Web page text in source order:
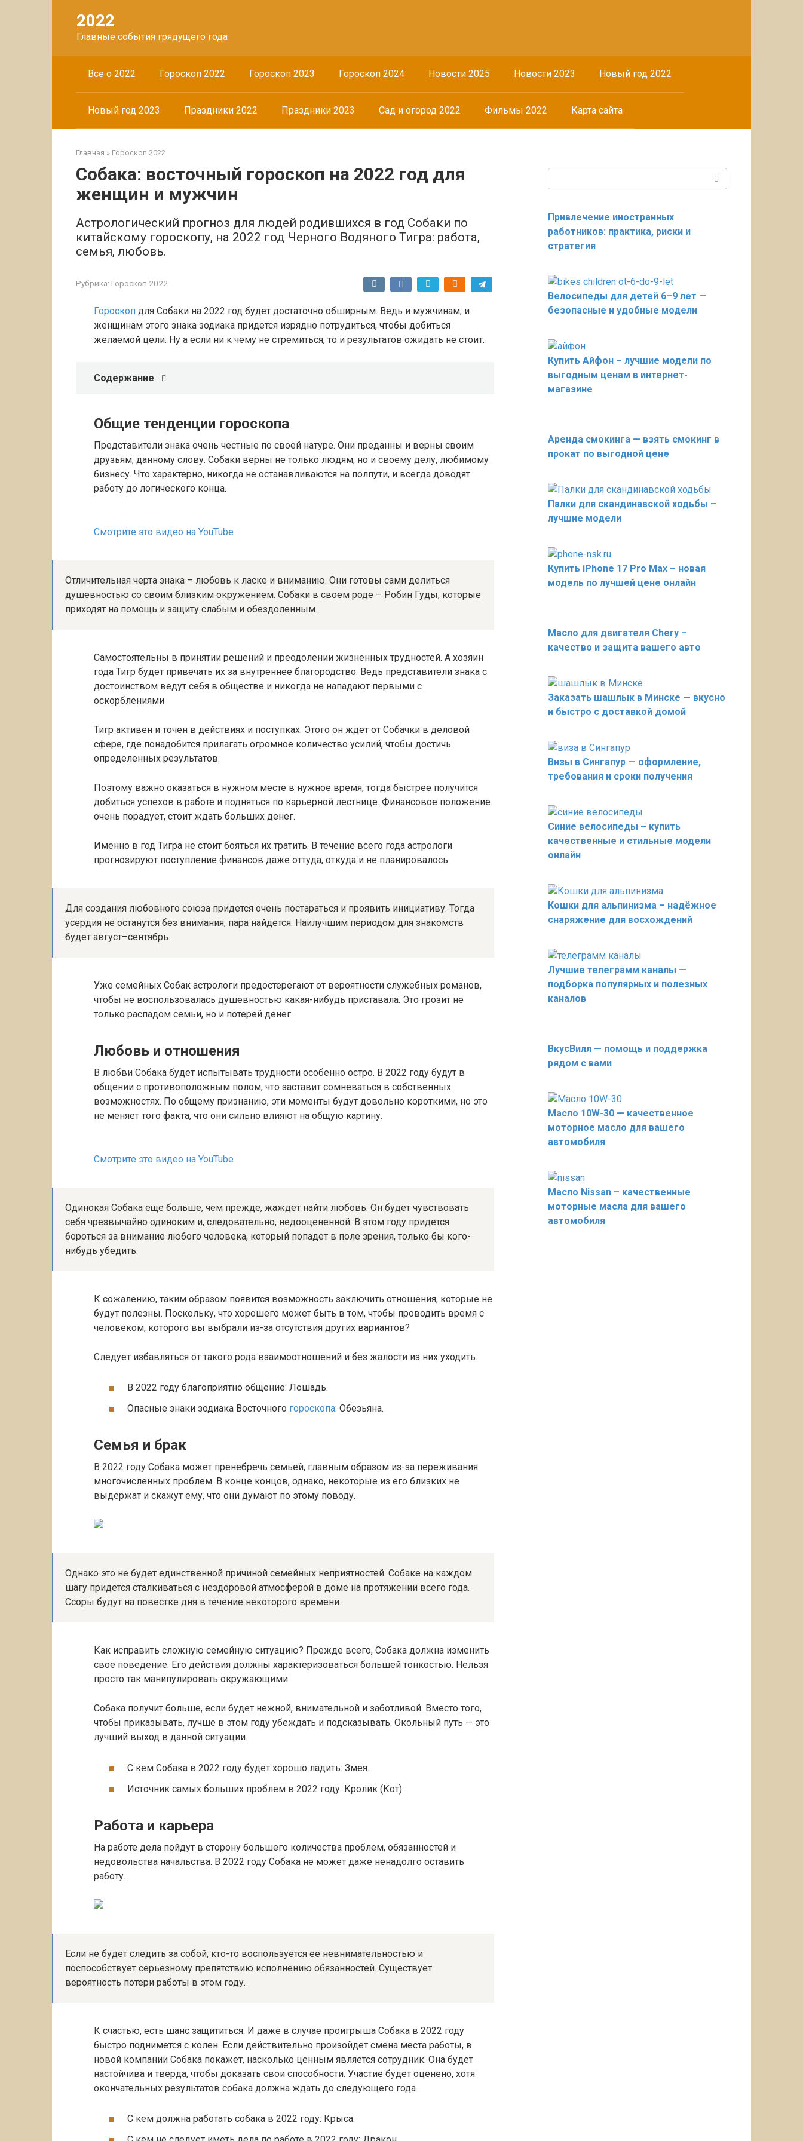
2022
Главные события грядущего года
Все о 2022 Гороскоп 2022 Гороскоп 2023 Гороскоп 2024 Новости 2025 Новости 2023 Новый год 2022
Новый год 2023 Праздники 2022 Праздники 2023 Сад и огород 2022 Фильмы 2022 Карта сайта
Главная » Гороскоп 2022
Собака: восточный гороскоп на 2022 год для
женщин и мужчин
Астрологический прогноз для людей родившихся в год Собаки по
китайскому гороскопу, на 2022 год Черного Водяного Тигра: работа,
семья, любовь.
Рубрика: Гороскоп 2022
Гороскоп для Собаки на 2022 год будет достаточно обширным. Ведь и мужчинам, и
женщинам этого знака зодиака придется изрядно потрудиться, чтобы добиться
желаемой цели. Ну а если ни к чему не стремиться, то и результатов ожидать не стоит.
Содержание
Общие тенденции гороскопа
Представители знака очень честные по своей натуре. Они преданны и верны своим
друзьям, данному слову. Собаки верны не только людям, но и своему делу, любимому
бизнесу. Что характерно, никогда не останавливаются на полпути, и всегда доводят
работу до логического конца.
Смотрите это видео на YouTube
Отличительная черта знака – любовь к ласке и вниманию. Они готовы сами делиться
душевностью со своим близким окружением. Собаки в своем роде – Робин Гуды, которые
приходят на помощь и защиту слабым и обездоленным.
Самостоятельны в принятии решений и преодолении жизненных трудностей. А хозяин
года Тигр будет привечать их за внутреннее благородство. Ведь представители знака с
достоинством ведут себя в обществе и никогда не нападают первыми с
оскорблениями
Тигр активен и точен в действиях и поступках. Этого он ждет от Собачки в деловой
сфере, где понадобится прилагать огромное количество усилий, чтобы достичь
определенных результатов.
Поэтому важно оказаться в нужном месте в нужное время, тогда быстрее получится
добиться успехов в работе и подняться по карьерной лестнице. Финансовое положение
очень порадует, стоит ждать больших денег.
Именно в год Тигра не стоит бояться их тратить. В течение всего года астрологи
прогнозируют поступление финансов даже оттуда, откуда и не планировалось.
Для создания любовного союза придется очень постараться и проявить инициативу. Тогда
усердия не останутся без внимания, пара найдется. Наилучшим периодом для знакомств
будет август–сентябрь.
Уже семейных Собак астрологи предостерегают от вероятности служебных романов,
чтобы не воспользовалась душевностью какая-нибудь приставала. Это грозит не
только распадом семьи, но и потерей денег.
Любовь и отношения
В любви Собака будет испытывать трудности особенно остро. В 2022 году будут в
общении с противоположным полом, что заставит сомневаться в собственных
возможностях. По общему признанию, эти моменты будут довольно короткими, но это
не меняет того факта, что они сильно влияют на общую картину.
Смотрите это видео на YouTube
Одинокая Собака еще больше, чем прежде, жаждет найти любовь. Он будет чувствовать
себя чрезвычайно одиноким и, следовательно, недооцененной. В этом году придется
бороться за внимание любого человека, который попадет в поле зрения, только бы кого-
нибудь убедить.
К сожалению, таким образом появится возможность заключить отношения, которые не
будут полезны. Поскольку, что хорошего может быть в том, чтобы проводить время с
человеком, которого вы выбрали из-за отсутствия других вариантов?
Следует избавляться от такого рода взаимоотношений и без жалости из них уходить.
В 2022 году благоприятно общение: Лошадь.
Опасные знаки зодиака Восточного гороскопа: Обезьяна.
Семья и брак
В 2022 году Собака может пренебречь семьей, главным образом из-за переживания
многочисленных проблем. В конце концов, однако, некоторые из его близких не
выдержат и скажут ему, что они думают по этому поводу.
Однако это не будет единственной причиной семейных неприятностей. Собаке на каждом
шагу придется сталкиваться с нездоровой атмосферой в доме на протяжении всего года.
Ссоры будут на повестке дня в течение некоторого времени.
Как исправить сложную семейную ситуацию? Прежде всего, Собака должна изменить
свое поведение. Его действия должны характеризоваться большей тонкостью. Нельзя
просто так манипулировать окружающими.
Собака получит больше, если будет нежной, внимательной и заботливой. Вместо того,
чтобы приказывать, лучше в этом году убеждать и подсказывать. Окольный путь — это
лучший выход в данной ситуации.
С кем Собака в 2022 году будет хорошо ладить: Змея.
Источник самых больших проблем в 2022 году: Кролик (Кот).
Работа и карьера
На работе дела пойдут в сторону большего количества проблем, обязанностей и
недовольства начальства. В 2022 году Собака не может даже ненадолго оставить
работу.
Если не будет следить за собой, кто-то воспользуется ее невнимательностью и
поспособствует серьезному препятствию исполнению обязанностей. Существует
вероятность потери работы в этом году.
К счастью, есть шанс защититься. И даже в случае проигрыша Собака в 2022 году
быстро поднимется с колен. Если действительно произойдет смена места работы, в
новой компании Собака покажет, насколько ценным является сотрудник. Она будет
настойчива и тверда, чтобы доказать свои способности. Участие будет оценено, хотя
окончательных результатов собака должна ждать до следующего года.
С кем должна работать собака в 2022 году: Крыса.
Привлечение иностранных
работников: практика, риски и
стратегия
Велосипеды для детей 6–9 лет —
безопасные и удобные модели
Купить Айфон – лучшие модели по
выгодным ценам в интернет-
магазине
Аренда смокинга — взять смокинг в
прокат по выгодной цене
Палки для скандинавской ходьбы –
лучшие модели
Купить iPhone 17 Pro Max – новая
модель по лучшей цене онлайн
Масло для двигателя Chery –
качество и защита вашего авто
Заказать шашлык в Минске — вкусно
и быстро с доставкой домой
Визы в Сингапур — оформление,
требования и сроки получения
Синие велосипеды – купить
качественные и стильные модели
онлайн
Кошки для альпинизма – надёжное
снаряжение для восхождений
Лучшие телеграмм каналы —
подборка популярных и полезных
каналов
ВкусВилл — помощь и поддержка
рядом с вами
Масло 10W-30 — качественное
моторное масло для вашего
автомобиля
Масло Nissan – качественные
моторные масла для вашего
автомобиля